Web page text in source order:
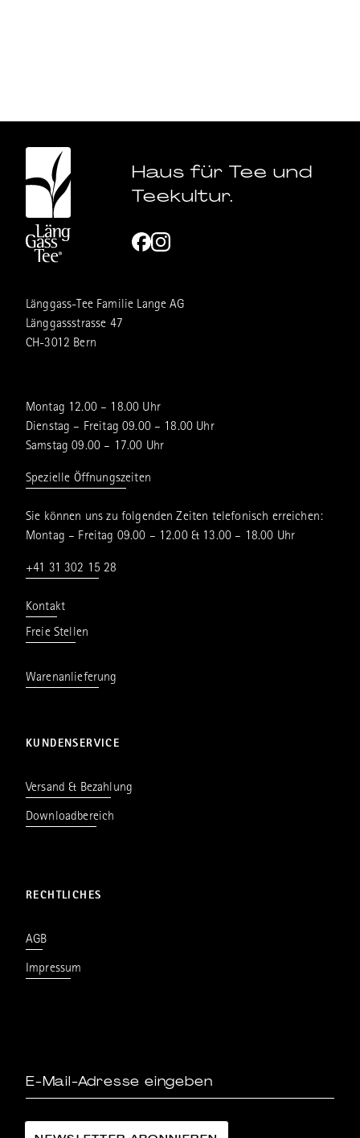
Haus für Tee und
Teekultur.
Länggass-Tee Familie Lange AG
Länggassstrasse 47
CH-3012 Bern
Montag 12.00 – 18.00 Uhr
Dienstag – Freitag 09.00 – 18.00 Uhr
Samstag 09.00 – 17.00 Uhr
Spezielle Öffnungszeiten
Sie können uns zu folgenden Zeiten telefonisch erreichen:
Montag – Freitag 09.00 – 12.00 & 13.00 – 18.00 Uhr
+41 31 302 15 28
Kontakt
Freie Stellen
Warenanlieferung
KUNDENSERVICE
Versand & Bezahlung
Downloadbereich
RECHTLICHES
AGB
Impressum